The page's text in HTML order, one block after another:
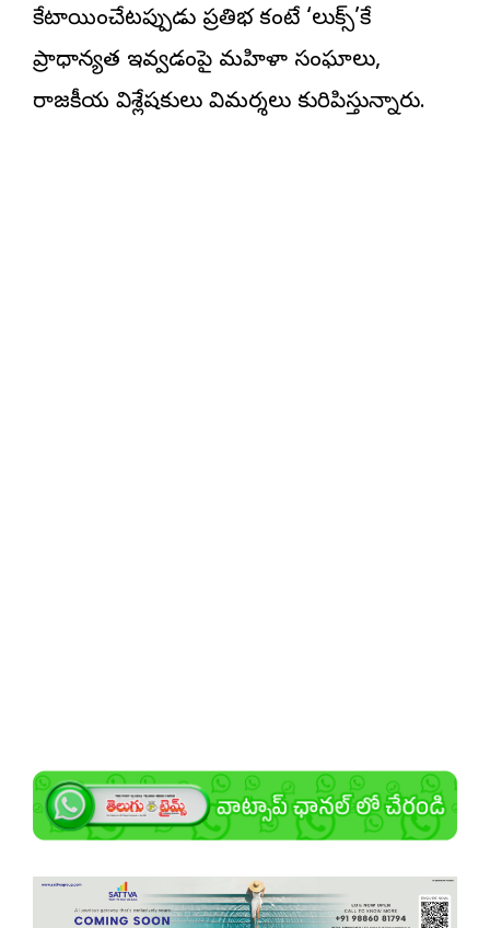
కేటాయించేటప్పుడు ప్రతిభ కంటే ‘లుక్స్’కే
ప్రాధాన్యత ఇవ్వడంపై మహిళా సంఘాలు,
రాజకీయ విశ్లేషకులు విమర్శలు కురిపిస్తున్నారు.